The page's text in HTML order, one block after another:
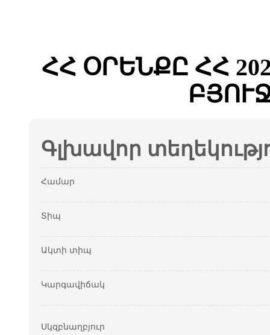
ՀՀ ՕՐԵՆՔԸ ՀՀ
Գլխավոր
Համար
Տիպ
Ակտի տիպ
Կարգավիճակ
Սկզբնաղբյուր